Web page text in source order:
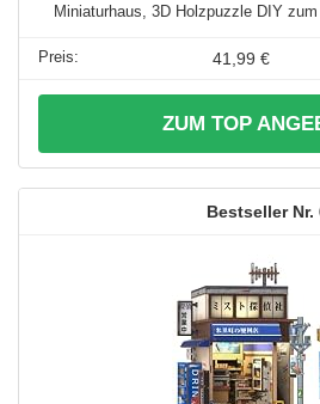
Miniaturhaus, 3D Holzpuzzle DIY zum
41,99 €
ZUM TOP